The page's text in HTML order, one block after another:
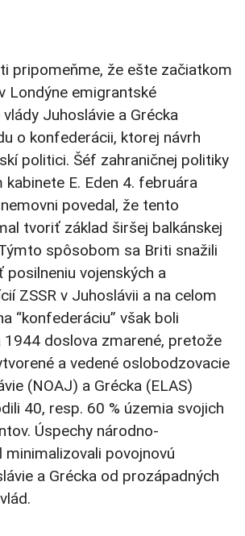
pripomeňme, že ešte začiatkom
Londýne emigrantské
Juhoslávie a Grécka
o konfederácii, ktorej návrh
politici. Šéf zahraničnej politiky
kabinete E. Eden 4. februára
povedal, že tento
tvoriť základ širšej balkánskej
spôsobom sa Briti snažili
vojenských a
ZSSR v Juhoslávii a na celom
“konfederáciu” však boli
doslova zmarené, pretože
a vedené oslobodzovacie
(NOAJ) a Grécka (ELAS)
40, resp. 60 % územia svojich
Úspechy národno-
povojnovú
a Grécka od prozápadných